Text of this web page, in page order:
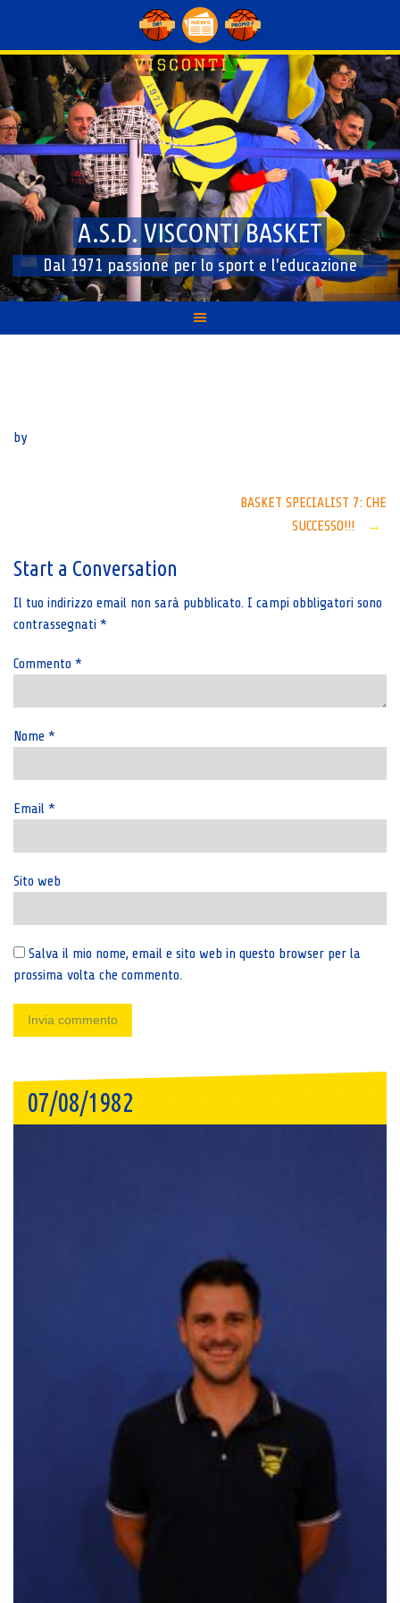
content
A.S.D. VISCONTI BASKET
Dal 1971 passione per lo sport e l'educazione
by
BASKET SPECIALIST 7: CHE
SUCCESSO!!!
→
Start a Conversation
Il tuo indirizzo email non sarà pubblicato. I campi obbligatori sono
contrassegnati *
Commento *
Nome *
Email *
Sito web
Salva il mio nome, email e sito web in questo browser per la
prossima volta che commento.
07/08/1982